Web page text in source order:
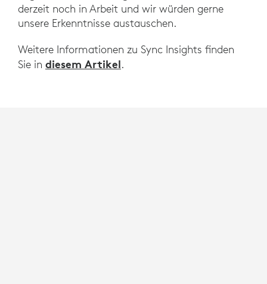
derzeit noch in Arbeit und wir würden gerne
unsere Erkenntnisse austauschen.
Weitere Informationen zu Sync Insights finden
Sie in diesem Artikel.